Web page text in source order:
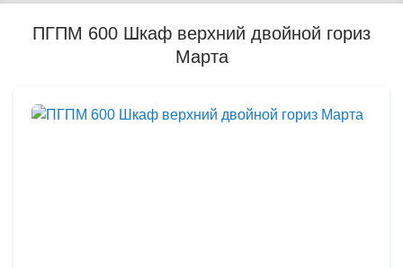
ПГПМ 600 Шкаф верхний двойной гориз
Марта